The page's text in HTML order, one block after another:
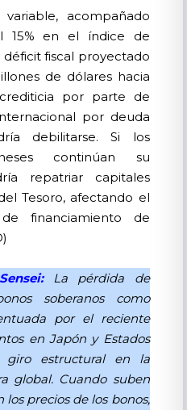
acompañado
15% en el índice de
déficit fiscal proyectado
de dólares hacia
por parte de
por deuda
debilitarse. Si los
continúan su
repatriar capitales
Tesoro, afectando el
financiamiento de
La pérdida de
soberanos como
por el reciente
en Japón y Estados
estructural en la
global. Cuando suben
precios de los bonos,